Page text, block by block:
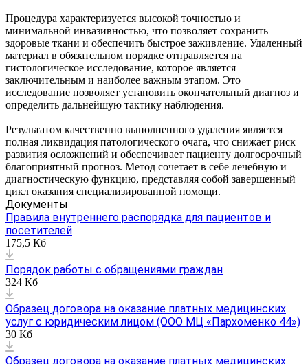
Процедура характеризуется высокой точностью и
минимальной инвазивностью, что позволяет сохранить
здоровые ткани и обеспечить быстрое заживление. Удаленный
материал в обязательном порядке отправляется на
гистологическое исследование, которое является
заключительным и наиболее важным этапом. Это
исследование позволяет установить окончательный диагноз и
определить дальнейшую тактику наблюдения.
Результатом качественно выполненного удаления является
полная ликвидация патологического очага, что снижает риск
развития осложнений и обеспечивает пациенту долгосрочный
благоприятный прогноз. Метод сочетает в себе лечебную и
диагностическую функцию, представляя собой завершенный
цикл оказания специализированной помощи.
Документы
Правила внутреннего распорядка для пациентов и
посетителей
175,5 Кб
Порядок работы с обращениями граждан
324 Кб
Образец договора на оказание платных медицинских
услуг с юридическим лицом (ООО МЦ «Пархоменко 44»)
30 Кб
Образец договора на оказание платных медицинских